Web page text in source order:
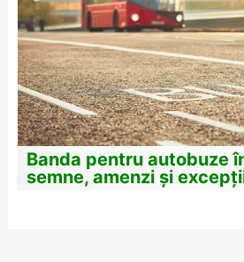
Banda pentru autobuze
semne, amenzi și